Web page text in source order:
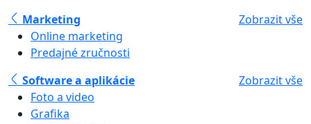
Marketing
Zobrazit vše
Online marketing
Predajné zručnosti
Software a aplikácie
Zobrazit vše
Foto a video
Grafika